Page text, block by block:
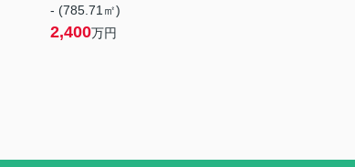
- (785.71㎡)
2,400万円